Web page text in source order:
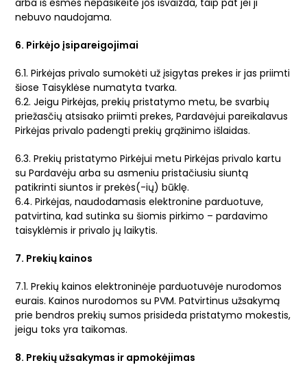
arba iš esmės nepasikeitė jos išvaizda, taip pat jei ji
nebuvo naudojama.
6. Pirkėjo įsipareigojimai
6.1. Pirkėjas privalo sumokėti už įsigytas prekes ir jas priimti
šiose Taisyklėse numatyta tvarka.
6.2. Jeigu Pirkėjas, prekių pristatymo metu, be svarbių
priežasčių atsisako priimti prekes, Pardavėjui pareikalavus
Pirkėjas privalo padengti prekių grąžinimo išlaidas.
6.3. Prekių pristatymo Pirkėjui metu Pirkėjas privalo kartu
su Pardavėju arba su asmeniu pristačiusiu siuntą
patikrinti siuntos ir prekės(-ių) būklę.
6.4. Pirkėjas, naudodamasis elektronine parduotuve,
patvirtina, kad sutinka su šiomis pirkimo – pardavimo
taisyklėmis ir privalo jų laikytis.
7. Prekių kainos
7.1. Prekių kainos elektroninėje parduotuvėje nurodomos
eurais. Kainos nurodomos su PVM. Patvirtinus užsakymą
prie bendros prekių sumos prisideda pristatymo mokestis,
jeigu toks yra taikomas.
8. Prekių užsakymas ir apmokėjimas